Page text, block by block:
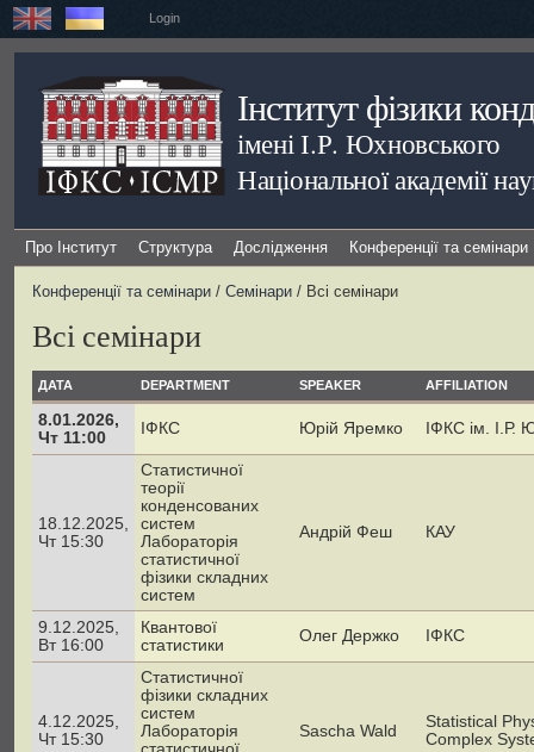
Login
Інститут фізики
імені І.Р. Юхновського
Національної академії
Про Інститут Структура Дослідження Конференції та семінари
Конференції та семінари / Семінари / Всі семінари
Всі семінари
ДАТА DEPARTMENT SPEAKER AFFILIATION
8.01.2026,
Чт 11:00
ІФКС Юрій Яремко ІФКС ім. І.Р.
18.12.2025,
Чт 15:30
Статистичної
теорії
конденсованих
систем
Лабораторія
статистичної
фізики складних
систем
Андрій Феш КАУ
9.12.2025,
Вт 16:00
Квантової
статистики
Олег Держко ІФКС
4.12.2025,
Чт 15:30
Статистичної
фізики складних
систем
Лабораторія
Sascha Wald
Statistical
Complex